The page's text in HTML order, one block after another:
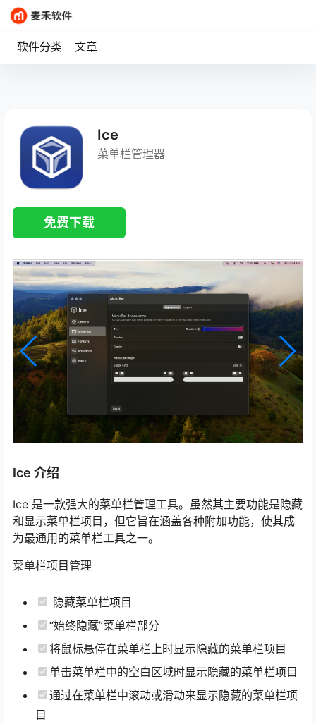
软件分类 文章
Ice
菜单栏管理器
免费下载
Ice 介绍
Ice 是一款强大的菜单栏管理工具。虽然其主要功能是隐藏
和显示菜单栏项目，但它旨在涵盖各种附加功能，使其成
为最通用的菜单栏工具之一。
菜单栏项目管理
隐藏菜单栏项目
“始终隐藏”菜单栏部分
将鼠标悬停在菜单栏上时显示隐藏的菜单栏项目
单击菜单栏中的空白区域时显示隐藏的菜单栏项目
通过在菜单栏中滚动或滑动来显示隐藏的菜单栏项
目